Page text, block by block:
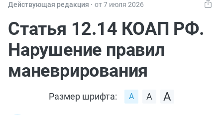
Действующая редакция ⸱ от 7 июля 2026
Статья 12.14 КОАП РФ.
Нарушение правил
маневрирования
Размер шрифта: